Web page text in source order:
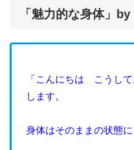
「魅力的な身体」
「こんにちは こうし
します。
身体はそのままの状態に